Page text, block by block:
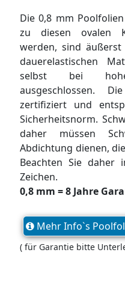
Die 0,8 mm
zu diesen ovalen
werden, sind
dauerelastischen
selbst bei
ausgeschlossen.
zertifiziert und
Sicherheitsnorm.
daher müssen
Abdichtung dienen,
Beachten Sie daher
Zeichen.
0,8 mm = 8 Jahre
Mehr Info`s
( für Garantie bitte